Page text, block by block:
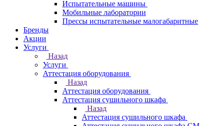
Испытательные машины
Мобильные лаборатории
Прессы испытательные малогабаритные
Бренды
Акции
Услуги
Назад
Услуги
Аттестация оборудования
Назад
Аттестация оборудования
Аттестация сушильного шкафа
Назад
Аттестация сушильного шкафа